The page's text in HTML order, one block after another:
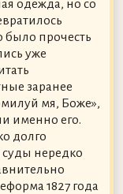
одежда, но со
было прочесть
уже
заранее
мя, Боже»,
именно его.
долго
суды нередко
1827 года